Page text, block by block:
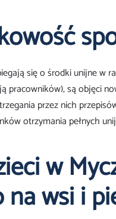
się o środki unijne w
pracowników), są objęci
przez nich
otrzymania pełnych
w
wsi i